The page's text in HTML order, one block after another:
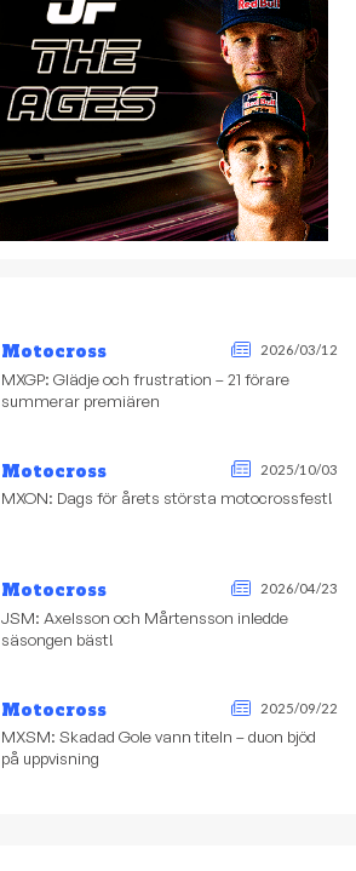
Motocross 2026/03/12
MXGP: Glädje och frustration – 21 förare
summerar premiären
Motocross 2025/10/03
MXON: Dags för årets största motocrossfest!
Motocross 2026/04/23
JSM: Axelsson och Mårtensson inledde
säsongen bäst!
Motocross 2025/09/22
MXSM: Skadad Gole vann titeln – duon bjöd
på uppvisning